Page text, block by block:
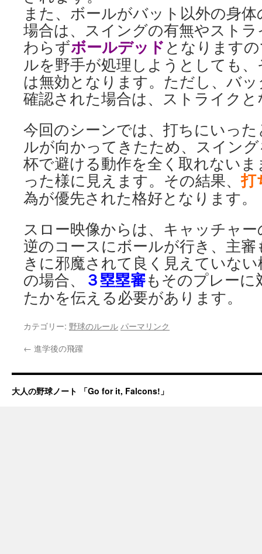
また、ボールがバット以外の身
場合は、スイングの有無やスト
わらずボールデッド となります
ルを野手が処理しようとしても
は無効となります。ただし、バ
確認された場合は、ストライク
今回のシーンでは、打ちにいっ
ルが向かってきたため、スイン
杯で避ける動作を全く取れない
った様に見えます。その結果、打
為が優先された格好となります。
スロー映像からは、キャッチャ
逆のコースにボールが行き、主
きに邪魔されて良く見えていな
の場合、
３塁塁審もそのプレー
たかを伝える必要があります。
カテゴリー: 野球のルール パーマリンク
← 進学後の飛躍
大人の野球ノート 「Go for it, Falcons!」